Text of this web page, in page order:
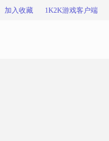
加入收藏 1K2K游戏客户端